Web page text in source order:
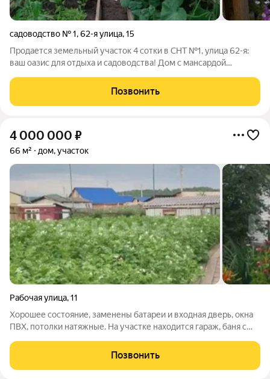
садоводство № 1,62-я улица,15
Продается земельный участок 4 сотки в СНТ №1, улица 62-я:
ваш оазис для отдыха и садоводства! Дом с мансардой
даёт дополнительное пространство для творчества, гостей
или хранения. Веранда станет
Позвонить
4 000 000 ₽
66 м² дом, участок
Рабочая улица,11
Хорошее состояние, заменены батареи и входная дверь, окна
ПВХ, потолки натяжные. На участке находится гараж, баня с
углярка. Имеются ёмкости под воду, зона тотдыха с мангалом,
подвал в
Позвонить